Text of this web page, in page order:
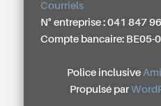
Courriels
N° entreprise : 041 847
Compte bancaire: BE05-
Police inclusive
Propulsé par